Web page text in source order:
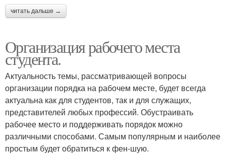
читать дальше →
Организация рабочего места
студента.
Актуальность темы, рассматривающей вопросы
организации порядка на рабочем месте, будет всегда
актуальна как для студентов, так и для служащих,
представителей любых профессий. Обустраивать
рабочее место и поддерживать порядок можно
различными способами. Самым популярным и наиболее
простым будет обратиться к фен-шую.